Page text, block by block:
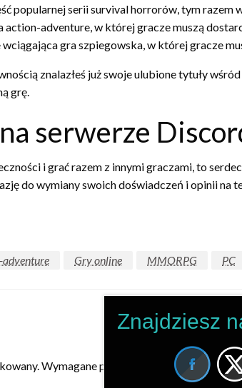
popularnej serii survival horrorów, tym razem
action-adventure, w której gracze muszą
gra szpiegowska, w której gracze
znalazłeś już swoje ulubione tytuły
grę.
serwerze
i grać razem z innymi graczami, to
do wymiany swoich doświadczeń i opinii na
Gry online MMORPG PC
Wymagane pola są oznaczone*
Znajdziesz